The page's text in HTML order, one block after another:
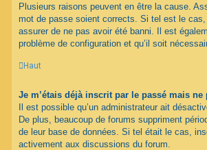
Plusieurs raisons peuvent en être la cause.
mot de passe soient corrects. Si tel est le
assurer de ne pas avoir été banni. Il est
problème de configuration et qu’il soit
Haut
Je m’étais déjà inscrit par le passé mais
Il est possible qu’un administrateur ait
De plus, beaucoup de forums suppriment
de leur base de données. Si tel était le cas,
activement aux discussions du forum.